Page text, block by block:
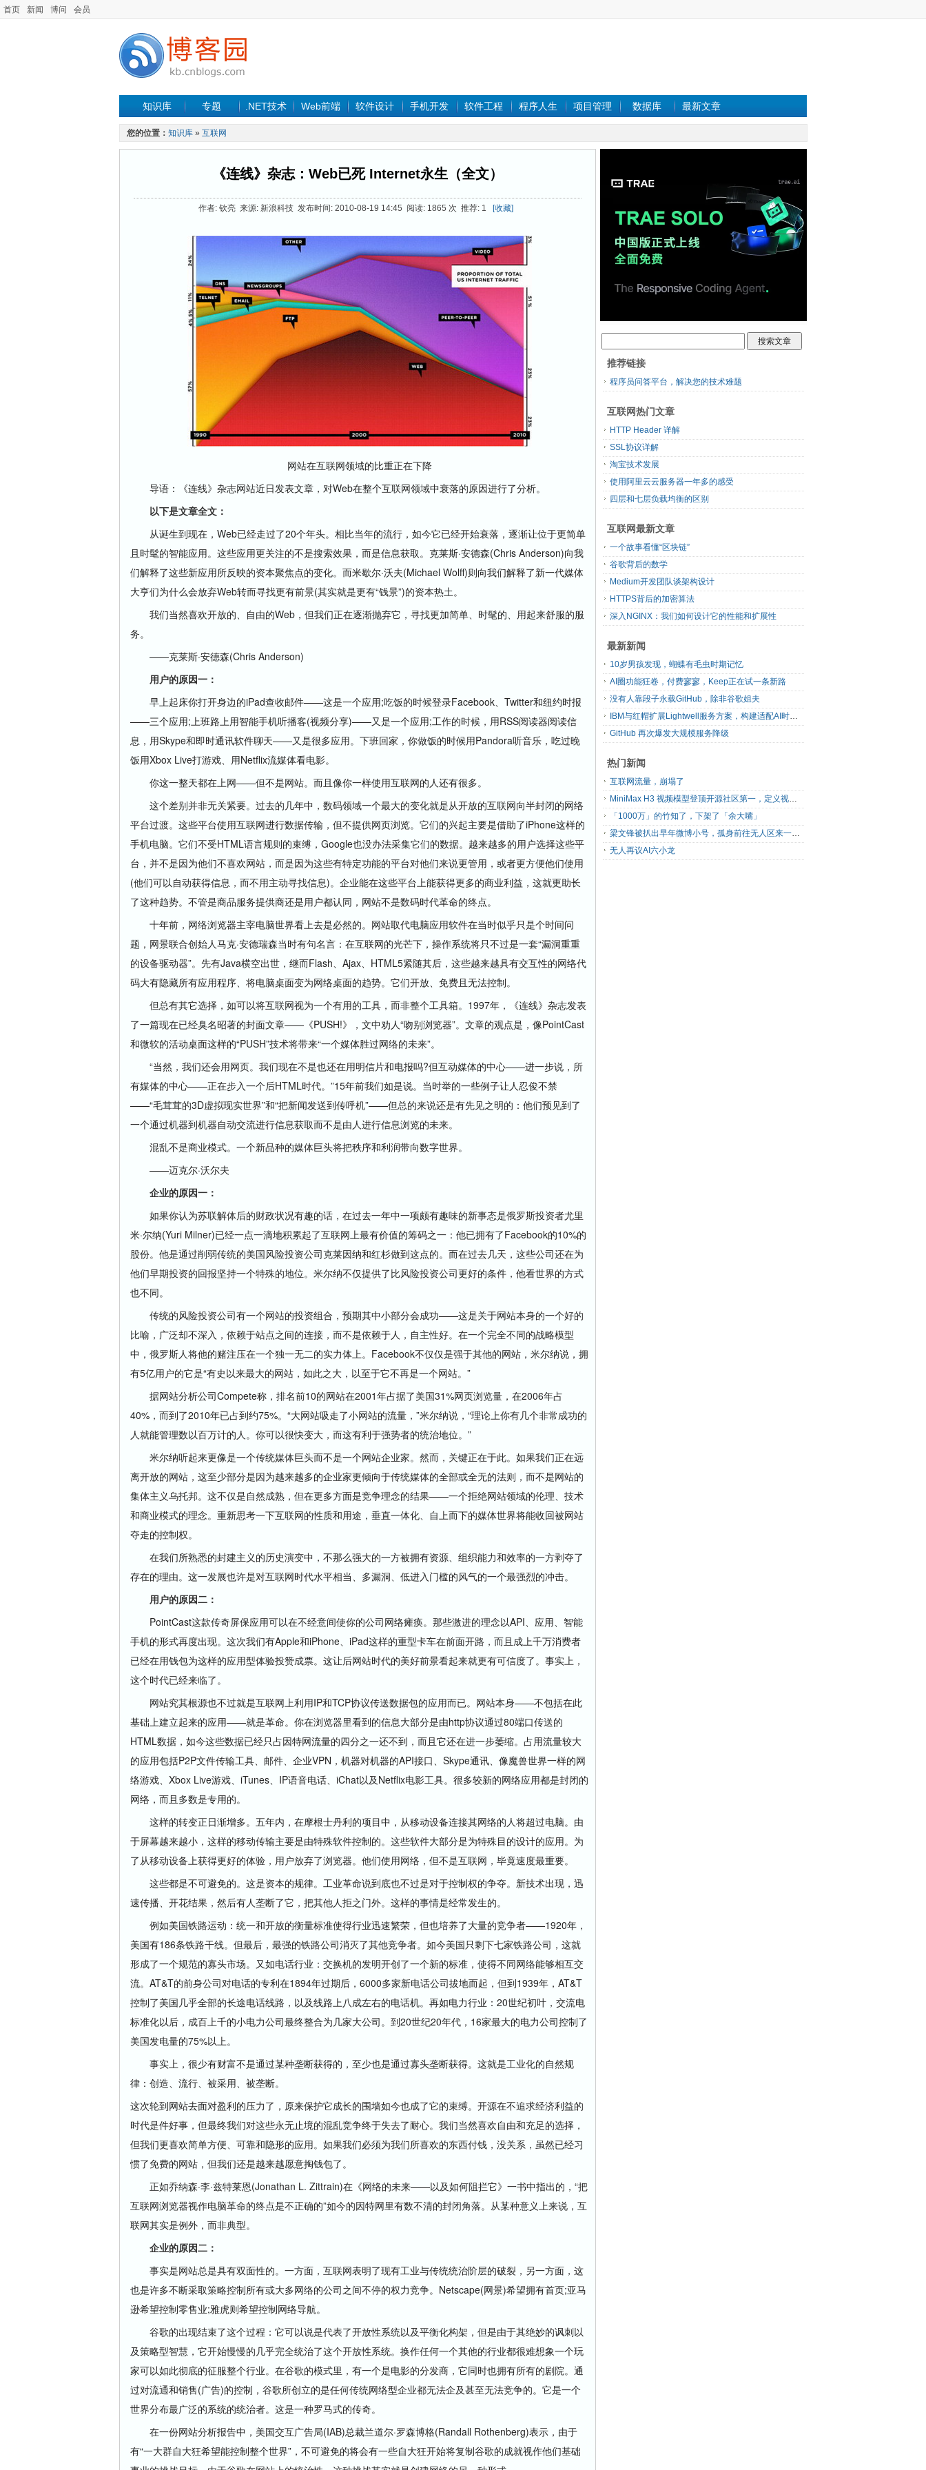
首页 新闻 博问 会员
知识库 专题 .NET技术 Web前端 软件设计 手机开发 软件工程 程序人生 项目管理 数据库 最新文章
您的位置： 知识库 » 互联网
《连线》杂志：Web已死 Internet永生（全文）
作者: 钦亮 来源: 新浪科技 发布时间: 2010-08-19 14:45 阅读: 1865 次 推荐: 1 [收藏]
网站在互联网领域的比重正在下降
导语：《连线》杂志网站近日发表文章，对Web在整个互联网领域中衰落的原因进行了分析。
以下是文章全文：
从诞生到现在，Web已经走过了20个年头。相比当年的流行，如今它已经开始衰落，逐渐让位于更简单
且时髦的智能应用。这些应用更关注的不是搜索效果，而是信息获取。克莱斯·安德森(Chris Anderson)向我
们解释了这些新应用所反映的资本聚焦点的变化。而米歇尔·沃夫(Michael Wolff)则向我们解释了新一代媒体
大亨们为什么会放弃Web转而寻找更有前景(其实就是更有“钱景”)的资本热土。
我们当然喜欢开放的、自由的Web，但我们正在逐渐抛弃它，寻找更加简单、时髦的、用起来舒服的服
务。
——克莱斯·安德森(Chris Anderson)
用户的原因一：
早上起床你打开身边的iPad查收邮件——这是一个应用;吃饭的时候登录Facebook、Twitter和纽约时报
——三个应用;上班路上用智能手机听播客(视频分享)——又是一个应用;工作的时候，用RSS阅读器阅读信
息，用Skype和即时通讯软件聊天——又是很多应用。下班回家，你做饭的时候用Pandora听音乐，吃过晚
饭用Xbox Live打游戏、用Netflix流媒体看电影。
你这一整天都在上网——但不是网站。而且像你一样使用互联网的人还有很多。
这个差别并非无关紧要。过去的几年中，数码领域一个最大的变化就是从开放的互联网向半封闭的网络
平台过渡。这些平台使用互联网进行数据传输，但不提供网页浏览。它们的兴起主要是借助了iPhone这样的
手机电脑。它们不受HTML语言规则的束缚，Google也没办法采集它们的数据。越来越多的用户选择这些平
台，并不是因为他们不喜欢网站，而是因为这些有特定功能的平台对他们来说更管用，或者更方便他们使用
(他们可以自动获得信息，而不用主动寻找信息)。企业能在这些平台上能获得更多的商业利益，这就更助长
了这种趋势。不管是商品服务提供商还是用户都认同，网站不是数码时代革命的终点。
十年前，网络浏览器主宰电脑世界看上去是必然的。网站取代电脑应用软件在当时似乎只是个时间问
题，网景联合创始人马克·安德瑞森当时有句名言：在互联网的光芒下，操作系统将只不过是一套“漏洞重重
的设备驱动器”。先有Java横空出世，继而Flash、Ajax、HTML5紧随其后，这些越来越具有交互性的网络代
码大有隐藏所有应用程序、将电脑桌面变为网络桌面的趋势。它们开放、免费且无法控制。
但总有其它选择，如可以将互联网视为一个有用的工具，而非整个工具箱。1997年，《连线》杂志发表
了一篇现在已经臭名昭著的封面文章——《PUSH!》，文中劝人“吻别浏览器”。文章的观点是，像PointCast
和微软的活动桌面这样的“PUSH”技术将带来“一个媒体胜过网络的未来”。
“当然，我们还会用网页。我们现在不是也还在用明信片和电报吗?但互动媒体的中心——进一步说，所
有媒体的中心——正在步入一个后HTML时代。”15年前我们如是说。当时举的一些例子让人忍俊不禁
——“毛茸茸的3D虚拟现实世界”和“把新闻发送到传呼机”——但总的来说还是有先见之明的：他们预见到了
一个通过机器到机器自动交流进行信息获取而不是由人进行信息浏览的未来。
混乱不是商业模式。一个新品种的媒体巨头将把秩序和利润带向数字世界。
——迈克尔·沃尔夫
企业的原因一：
如果你认为苏联解体后的财政状况有趣的话，在过去一年中一项颇有趣味的新事态是俄罗斯投资者尤里
米·尔纳(Yuri Milner)已经一点一滴地积累起了互联网上最有价值的筹码之一：他已拥有了Facebook的10%的
股份。他是通过削弱传统的美国风险投资公司克莱因纳和红杉做到这点的。而在过去几天，这些公司还在为
他们早期投资的回报坚持一个特殊的地位。米尔纳不仅提供了比风险投资公司更好的条件，他看世界的方式
也不同。
传统的风险投资公司有一个网站的投资组合，预期其中小部分会成功——这是关于网站本身的一个好的
比喻，广泛却不深入，依赖于站点之间的连接，而不是依赖于人，自主性好。在一个完全不同的战略模型
中，俄罗斯人将他的赌注压在一个独一无二的实力体上。Facebook不仅仅是强于其他的网站，米尔纳说，拥
有5亿用户的它是“有史以来最大的网站，如此之大，以至于它不再是一个网站。”
据网站分析公司Compete称，排名前10的网站在2001年占据了美国31%网页浏览量，在2006年占
40%，而到了2010年已占到约75%。“大网站吸走了小网站的流量，”米尔纳说，“理论上你有几个非常成功的
人就能管理数以百万计的人。你可以很快变大，而这有利于强势者的统治地位。”
米尔纳听起来更像是一个传统媒体巨头而不是一个网站企业家。然而，关键正在于此。如果我们正在远
离开放的网站，这至少部分是因为越来越多的企业家更倾向于传统媒体的全部或全无的法则，而不是网站的
集体主义乌托邦。这不仅是自然成熟，但在更多方面是竞争理念的结果——一个拒绝网站领域的伦理、技术
和商业模式的理念。重新思考一下互联网的性质和用途，垂直一体化、自上而下的媒体世界将能收回被网站
夺走的控制权。
在我们所熟悉的封建主义的历史演变中，不那么强大的一方被拥有资源、组织能力和效率的一方剥夺了
存在的理由。这一发展也许是对互联网时代水平相当、多漏洞、低进入门槛的风气的一个最强烈的冲击。
用户的原因二：
PointCast这款传奇屏保应用可以在不经意间使你的公司网络瘫痪。那些激进的理念以API、应用、智能
手机的形式再度出现。这次我们有Apple和iPhone、iPad这样的重型卡车在前面开路，而且成上千万消费者
已经在用钱包为这样的应用型体验投赞成票。这让后网站时代的美好前景看起来就更有可信度了。事实上，
这个时代已经来临了。
网站究其根源也不过就是互联网上利用IP和TCP协议传送数据包的应用而已。网站本身——不包括在此
基础上建立起来的应用——就是革命。你在浏览器里看到的信息大部分是由http协议通过80端口传送的
HTML数据，如今这些数据已经只占因特网流量的四分之一还不到，而且它还在进一步萎缩。占用流量较大
的应用包括P2P文件传输工具、邮件、企业VPN，机器对机器的API接口、Skype通讯、像魔兽世界一样的网
络游戏、Xbox Live游戏、iTunes、IP语音电话、iChat以及Netflix电影工具。很多较新的网络应用都是封闭的
网络，而且多数是专用的。
这样的转变正日渐增多。五年内，在摩根士丹利的项目中，从移动设备连接其网络的人将超过电脑。由
于屏幕越来越小，这样的移动传输主要是由特殊软件控制的。这些软件大部分是为特殊目的设计的应用。为
了从移动设备上获得更好的体验，用户放弃了浏览器。他们使用网络，但不是互联网，毕竟速度最重要。
这些都是不可避免的。这是资本的规律。工业革命说到底也不过是对于控制权的争夺。新技术出现，迅
速传播、开花结果，然后有人垄断了它，把其他人拒之门外。这样的事情是经常发生的。
例如美国铁路运动：统一和开放的衡量标准使得行业迅速繁荣，但也培养了大量的竞争者——1920年，
美国有186条铁路干线。但最后，最强的铁路公司消灭了其他竞争者。如今美国只剩下七家铁路公司，这就
形成了一个规范的寡头市场。又如电话行业：交换机的发明开创了一个新的标准，使得不同网络能够相互交
流。AT&T的前身公司对电话的专利在1894年过期后，6000多家新电话公司拔地而起，但到1939年，AT&T
控制了美国几乎全部的长途电话线路，以及线路上八成左右的电话机。再如电力行业：20世纪初叶，交流电
标准化以后，成百上千的小电力公司最终整合为几家大公司。到20世纪20年代，16家最大的电力公司控制了
美国发电量的75%以上。
事实上，很少有财富不是通过某种垄断获得的，至少也是通过寡头垄断获得。这就是工业化的自然规
律：创造、流行、被采用、被垄断。
这次轮到网站去面对盈利的压力了，原来保护它成长的围墙如今也成了它的束缚。开源在不追求经济利益的
时代是件好事，但最终我们对这些永无止境的混乱竞争终于失去了耐心。我们当然喜欢自由和充足的选择，
但我们更喜欢简单方便、可靠和隐形的应用。如果我们必须为我们所喜欢的东西付钱，没关系，虽然已经习
惯了免费的网站，但我们还是越来越愿意掏钱包了。
正如乔纳森·李·兹特莱恩(Jonathan L. Zittrain)在《网络的未来——以及如何阻拦它》一书中指出的，“把
互联网浏览器视作电脑革命的终点是不正确的”如今的因特网里有数不清的封闭角落。从某种意义上来说，互
联网其实是例外，而非典型。
企业的原因二：
事实是网站总是具有双面性的。一方面，互联网表明了现有工业与传统统治阶层的破裂，另一方面，这
也是许多不断采取策略控制所有或大多网络的公司之间不停的权力竞争。Netscape(网景)希望拥有首页;亚马
逊希望控制零售业;雅虎则希望控制网络导航。
谷歌的出现结束了这个过程：它可以说是代表了开放性系统以及平衡化构架，但是由于其绝妙的讽刺以
及策略型智慧，它开始慢慢的几乎完全统治了这个开放性系统。换作任何一个其他的行业都很难想象一个玩
家可以如此彻底的征服整个行业。在谷歌的模式里，有一个是电影的分发商，它同时也拥有所有的剧院。通
过对流通和销售(广告)的控制，谷歌所创立的是任何传统网络型企业都无法企及甚至无法竞争的。它是一个
世界分布最广泛的系统的统治者。这是一种罗马式的传奇。
在一份网站分析报告中，美国交互广告局(IAB)总裁兰道尔·罗森博格(Randall Rothenberg)表示，由于
有“一大群自大狂希望能控制整个世界”，不可避免的将会有一些自大狂开始将复制谷歌的成就视作他们基础
推荐链接
程序员问答平台，解决您的技术难题
互联网热门文章
HTTP Header 详解
SSL协议详解
淘宝技术发展
使用阿里云云服务器一年多的感受
四层和七层负载均衡的区别
互联网最新文章
一个故事看懂“区块链”
谷歌背后的数学
Medium开发团队谈架构设计
HTTPS背后的加密算法
深入NGINX：我们如何设计它的性能和扩展性
最新新闻
10岁男孩发现，蝴蝶有毛虫时期记忆
AI圈功能狂卷，付费寥寥，Keep正在试一条新路
没有人靠段子永载GitHub，除非谷歌姐夫
IBM与红帽扩展Lightwell服务方案，构建适配AI时代开源生态的可信基础设施
GitHub 再次爆发大规模服务降级
热门新闻
互联网流量，崩塌了
MiniMax H3 视频模型登顶开源社区第一，定义视频模型领域“斩杀线”
「1000万」的竹知了，下架了「余大嘴」
梁文锋被扒出早年微博小号，孤身前往无人区来一场相当 deep 的 seek 旅行
无人再议AI六小龙